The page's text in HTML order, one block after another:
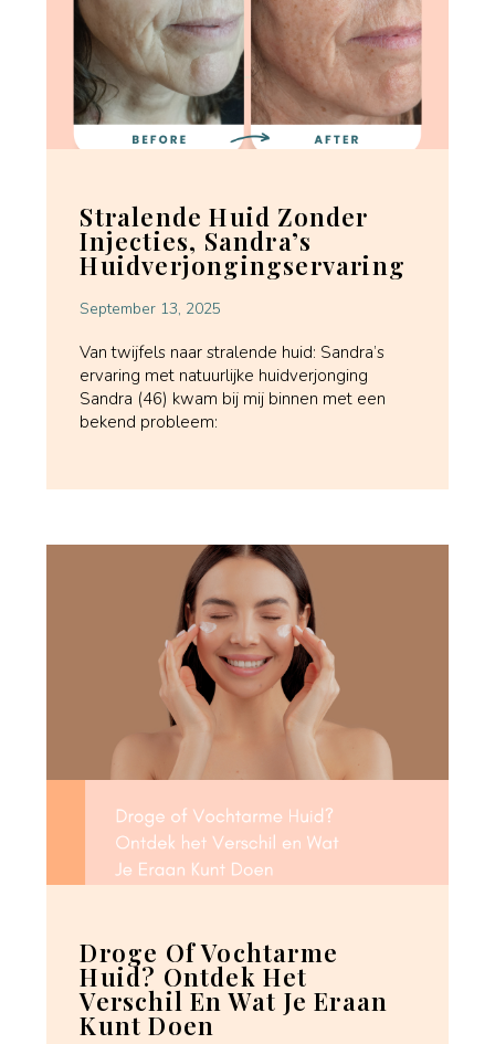
Stralende Huid Zonder
Injecties, Sandra’s
Huidverjongingservaring
September 13, 2025
Van twijfels naar stralende huid: Sandra’s
ervaring met natuurlijke huidverjonging
Sandra (46) kwam bij mij binnen met een
bekend probleem:
Droge Of Vochtarme
Huid? Ontdek Het
Verschil En Wat Je Eraan
Kunt Doen